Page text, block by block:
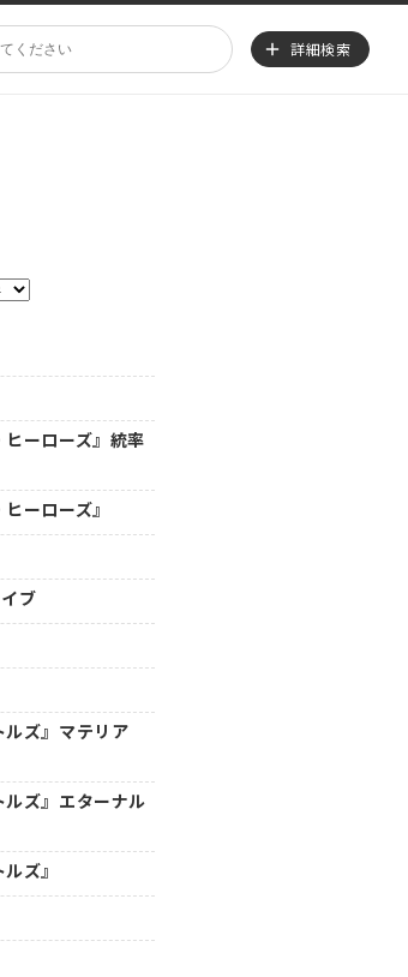
詳細検索
ーローズ』統率
ーローズ』
ブ
ルズ』マテリア
ルズ』エターナル
ズ』